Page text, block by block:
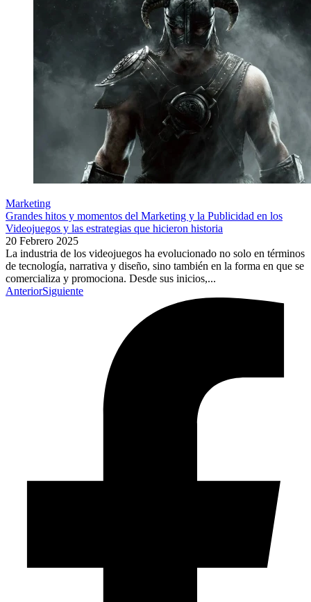
Marketing
Grandes hitos y momentos del Marketing y la Publicidad en los
Videojuegos y las estrategias que hicieron historia
20 Febrero 2025
La industria de los videojuegos ha evolucionado no solo en términos
de tecnología, narrativa y diseño, sino también en la forma en que se
comercializa y promociona. Desde sus inicios,...
AnteriorSiguiente